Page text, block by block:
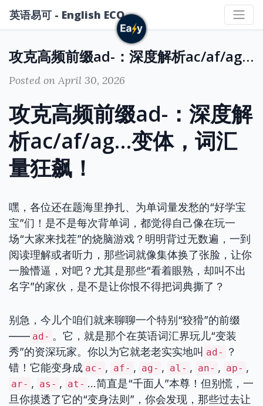
英语易可 - English ECO
攻克高频前缀ad-：深度解析ac/af/ag…变体，词汇量狂飙！
Posted on April 30, 2026
攻克高频前缀ad-：深度解
析ac/af/ag…变体，词汇
量狂飙！
嘿，各位还在题海里挣扎、为单词量发愁的“好学宝
宝”们！是不是每次背单词，都觉得自己像在玩一
场“大家来找茬”的烧脑游戏？明明背过无数遍，一到
阅读理解或者听力，那些词就像集体换了张脸，让你
一脸懵逼，对吧？尤其是那些“看着眼熟，却叫不出
名字”的家伙，是不是让你恨不得把词典撕了？
别急，今儿个咱们就来聊聊一个特别“狡猾”的前缀
—— ad- 。它，就是那个在英语词汇界玩儿“变装
秀”的资深玩家。你以为它就老老实实地叫 ad-
？
错！它能变身成 ac- , af- , ag- , al- , an- , ap- ,
ar- , as- , at- …简直是“千面人”本尊！但别慌，一
旦你摸透了它的“变身法则”，你会发现，那些过去让